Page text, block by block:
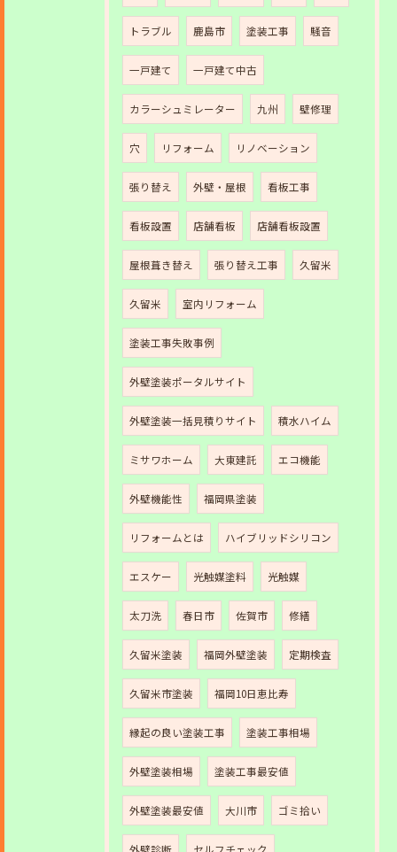
トラブル 鹿島市 塗装工事 騒音
一戸建て 一戸建て中古
カラーシュミレーター 九州 壁修理
穴 リフォーム リノベーション
張り替え 外壁・屋根 看板工事
看板設置 店舗看板 店舗看板設置
屋根葺き替え 張り替え工事 久留米
久留米 室内リフォーム
塗装工事失敗事例
外壁塗装ポータルサイト
外壁塗装一括見積りサイト 積水ハイム
ミサワホーム 大東建託 エコ機能
外壁機能性 福岡県塗装
リフォームとは ハイブリッドシリコン
エスケー 光触媒塗料 光触媒
太刀洗 春日市 佐賀市 修繕
久留米塗装 福岡外壁塗装 定期検査
久留米市塗装 福岡10日恵比寿
縁起の良い塗装工事 塗装工事相場
外壁塗装相場 塗装工事最安値
外壁塗装最安値 大川市 ゴミ拾い
外壁診断 セルフチェック